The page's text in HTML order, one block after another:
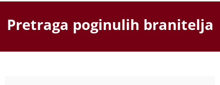
Pretraga poginulih branitelja